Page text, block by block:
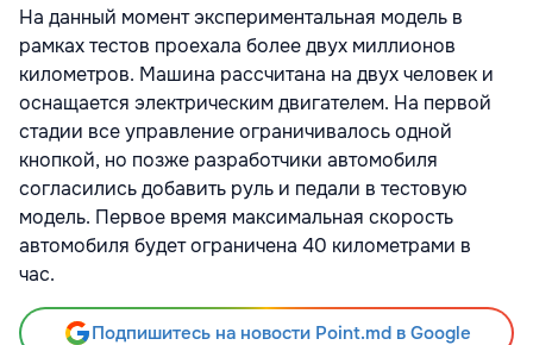
На данный момент экспериментальная модель в
рамках тестов проехала более двух миллионов
километров. Машина рассчитана на двух человек и
оснащается электрическим двигателем. На первой
стадии все управление ограничивалось одной
кнопкой, но позже разработчики автомобиля
согласились добавить руль и педали в тестовую
модель. Первое время максимальная скорость
автомобиля будет ограничена 40 километрами в
час.
Подпишитесь на новости Point.md в Google